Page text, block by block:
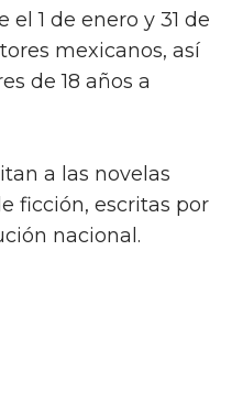
1 de enero y 31 de
mexicanos, así
de 18 años a
a las novelas
ficción, escritas por
nacional.